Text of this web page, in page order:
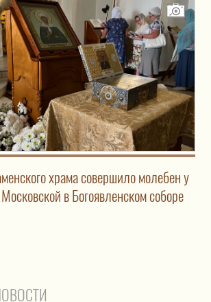
храма совершило молебен у
в Богоявленском соборе